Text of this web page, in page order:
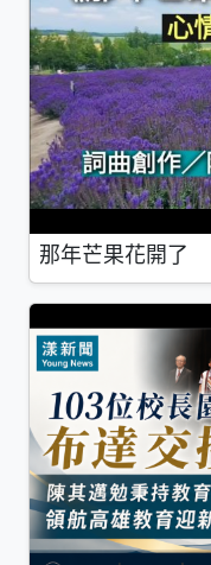
那年芒果花開了